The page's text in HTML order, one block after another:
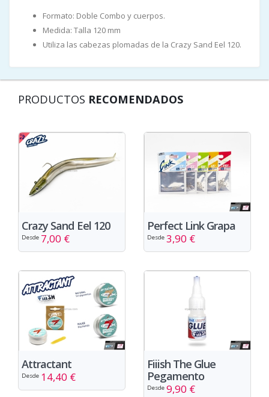
Formato: Doble Combo y cuerpos.
Medida: Talla 120 mm
Utiliza las cabezas plomadas de la Crazy Sand Eel 120.
PRODUCTOS RECOMENDADOS
Crazy Sand Eel 120
Desde 7,00 €
Perfect Link Grapa
Desde 3,90 €
Attractant
Desde 14,40 €
Fiiish The Glue
Pegamento
Desde 9,90 €